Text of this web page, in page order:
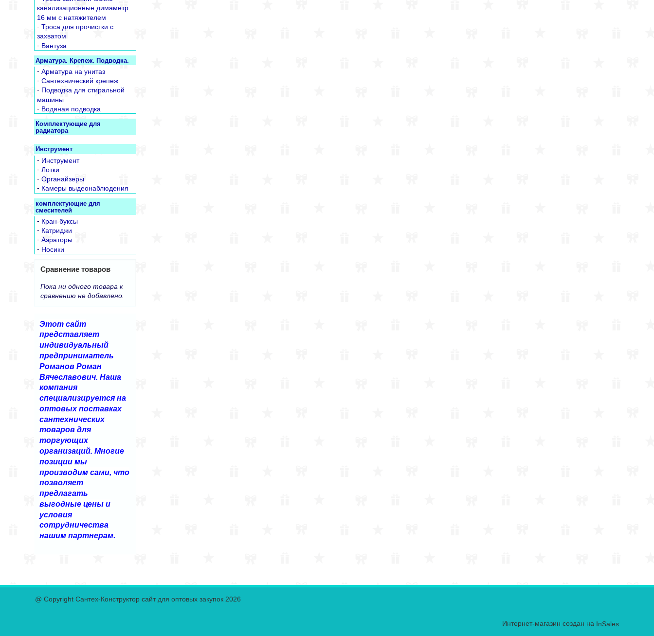
канализационные димаметр
16 мм с натяжителем
- Троса для прочистки с
захватом
- Вантуза
Арматура. Крепеж. Подводка.
- Арматура на унитаз
- Сантехнический крепеж
- Подводка для стиральной
машины
- Водяная подводка
Комплектующие для
радиатора
Инструмент
- Инструмент
- Лотки
- Органайзеры
- Камеры выдеонаблюдения
комплектующие для
смесителей
- Кран-буксы
- Катриджи
- Аэраторы
- Носики
Сравнение товаров
Пока ни одного товара к
сравнению не добавлено.
Этот сайт
представляет
индивидуальный
предприниматель
Романов Роман
Вячеславович. Наша
компания
специализируется на
оптовых поставках
сантехнических
товаров для
торгующих
организаций. Многие
позиции мы
производим сами, что
позволяет
предлагать
выгодные цены и
условия
сотрудничества
нашим партнерам.
@ Copyright Сантех-Конструктор сайт для оптовых закупок 2026
Интернет-магазин создан на InSales